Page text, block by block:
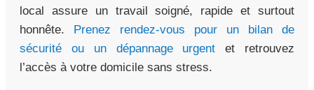
local assure un travail soigné, rapide et surtout
honnête. Prenez rendez-vous pour un bilan de
sécurité ou un dépannage urgent et retrouvez
l’accès à votre domicile sans stress.